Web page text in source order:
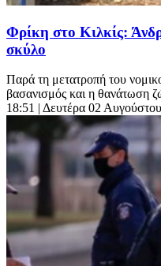
Φρίκη στο Κιλκίς:
σκύλο
Παρά τη μετατροπή του
βασανισμός και η θανάτωση
18:51 | Δευτέρα 02